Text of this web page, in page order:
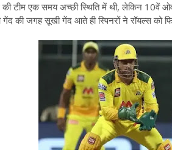
टीम एक समय अच्छी स्थिति में थी, लेकिन 10वें
गेंद की जगह सूखी गेंद आते ही स्पिनरों ने रॉयल्स को